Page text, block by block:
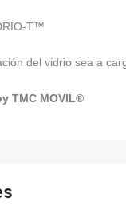
T™
del vidrio sea a
TMC MOVIL®